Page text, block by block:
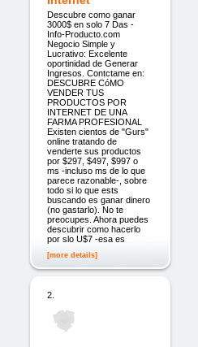
Descubre como ganar
3000$ en solo 7 Das -
Info-Producto.com
Negocio Simple y
Lucrativo: Excelente
oportinidad de Generar
Ingresos. Contctame en:
DESCUBRE CóMO
VENDER TUS
PRODUCTOS POR
INTERNET DE UNA
FARMA PROFESIONAL
Existen cientos de "Gurs"
online tratando de
venderte sus productos
por $297, $497, $997 o
ms -incluso ms de lo que
parece razonable-, sobre
todo si lo que ests
buscando es ganar dinero
(no gastarlo). No te
preocupes. Ahora puedes
descubrir como hacerlo
por slo U$7 -esa es
[more details]
2.